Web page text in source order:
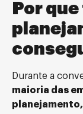
Por
Durante a
maioria das